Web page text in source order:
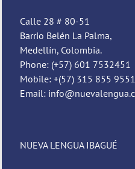
Calle 28 # 80-51
Barrio Belén La Palma,
Medellín, Colombia.
Phone: (+57) 601 7532451
Mobile: +(57) 315 855 9551
Email:
NUEVA LENGUA IBAGUÉ